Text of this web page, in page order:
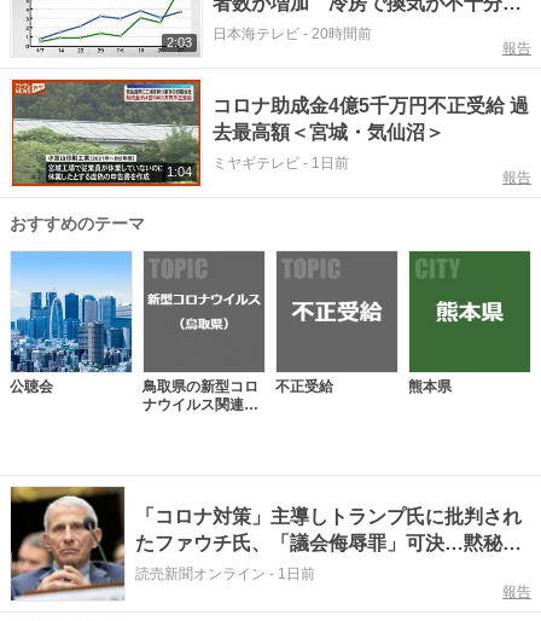
2:03
あることが原因 夏でも対策を徹底
日本海テレビ - 20時間前
報告
1:04
コロナ助成金4億5千万円不正受給 過
去最高額＜宮城・気仙沼＞
ミヤギテレビ - 1日前
報告
おすすめのテーマ
公聴会
鳥取県の新型コロ
ナウイルス関連情
不正受給 熊本県
「コロナ対策」主導しトランプ氏に批判され
たファウチ氏、「議会侮辱罪」可決…黙秘権
１００回以上行使
読売新聞オンライン - 1日前
報告